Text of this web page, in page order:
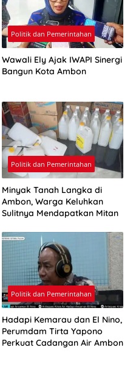
Politik dan Pemerintahan
Wawali Ely Ajak IWAPI Sinergi
Bangun Kota Ambon
Politik dan Pemerintahan
Minyak Tanah Langka di
Ambon, Warga Keluhkan
Sulitnya Mendapatkan Mitan
Politik dan Pemerintahan
Hadapi Kemarau dan El Nino,
Perumdam Tirta Yapono
Perkuat Cadangan Air Ambon